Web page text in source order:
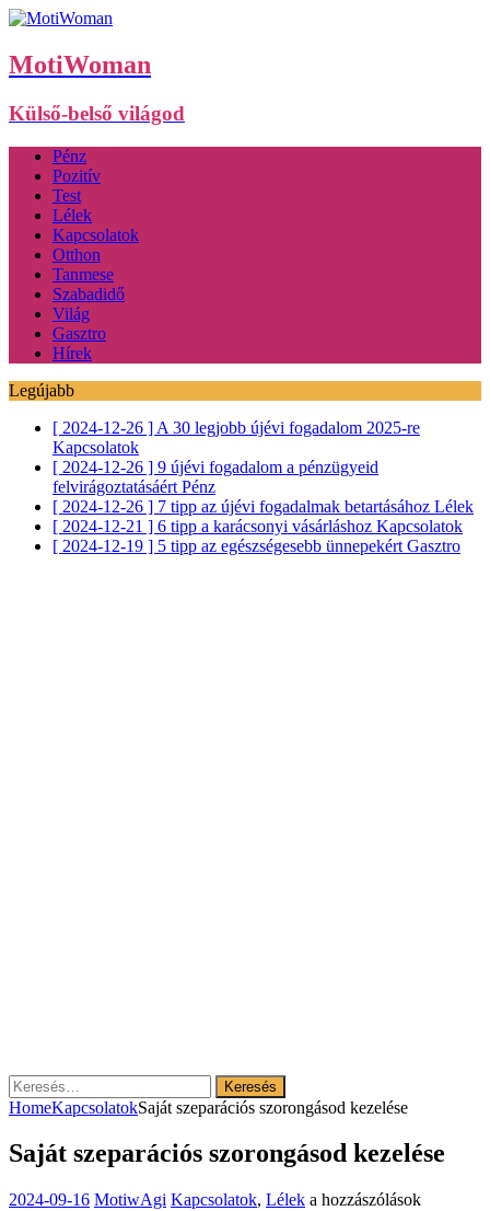
MotiWoman
Külső-belső világod
Pénz
Pozitív
Test
Lélek
Kapcsolatok
Otthon
Tanmese
Szabadidő
Világ
Gasztro
Hírek
Legújabb
[ 2024-12-26 ] A 30 legjobb újévi fogadalom 2025-re
Kapcsolatok
[ 2024-12-26 ] 9 újévi fogadalom a pénzügyeid
felvirágoztatásáért Pénz
[ 2024-12-26 ] 7 tipp az újévi fogadalmak betartásához Lélek
[ 2024-12-21 ] 6 tipp a karácsonyi vásárláshoz Kapcsolatok
[ 2024-12-19 ] 5 tipp az egészségesebb ünnepekért Gasztro
Keresés:
HomeKapcsolatokSaját szeparációs szorongásod kezelése
Saját szeparációs szorongásod kezelése
2024-09-16 MotiwAgi Kapcsolatok, Lélek Saját
a hozzászólások